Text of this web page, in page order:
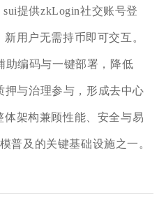
提供zkLogin社交账号登
用户无需持币即可交互。
助编码与一键部署，降低
押与治理参与，形成去中心
架构兼顾性能、安全与易
普及的关键基础设施之一。